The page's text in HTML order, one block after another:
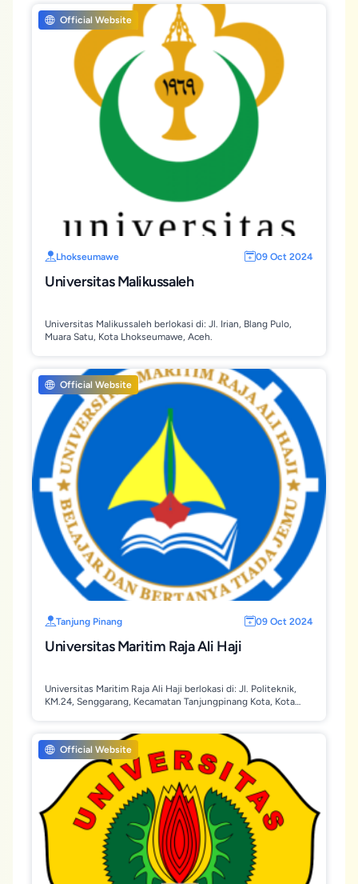
Official Website
Lhokseumawe 09 Oct 2024
Universitas Malikussaleh
Universitas Malikussaleh berlokasi di: Jl. Irian, Blang Pulo,
Muara Satu, Kota Lhokseumawe, Aceh.
Official Website
Tanjung Pinang 09 Oct 2024
Universitas Maritim Raja Ali Haji
Universitas Maritim Raja Ali Haji berlokasi di: Jl. Politeknik,
KM.24, Senggarang, Kecamatan Tanjungpinang Kota, Kota
Official Website